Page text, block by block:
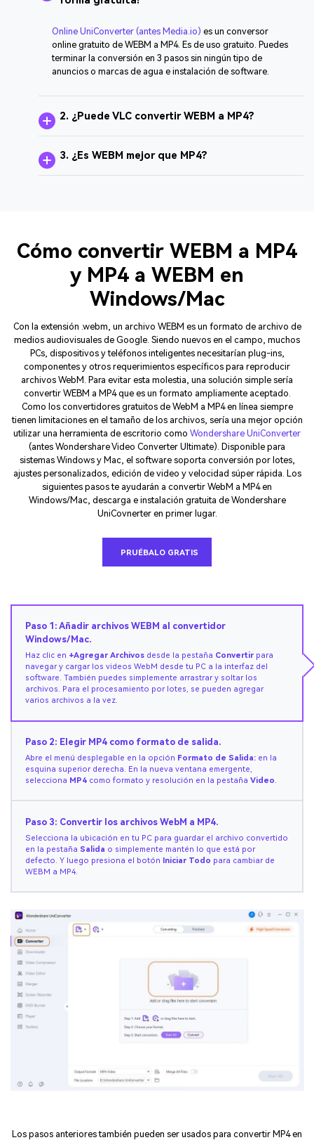
Online UniConverter (antes Media.io) es un conversor
online gratuito de WEBM a MP4. Es de uso gratuito. Puedes
terminar la conversión en 3 pasos sin ningún tipo de
anuncios o marcas de agua e instalación de software.
2. ¿Puede VLC convertir WEBM a MP4?
3. ¿Es WEBM mejor que MP4?
Cómo convertir WEBM a MP4
y MP4 a WEBM en
Windows/Mac
Con la extensión .webm, un archivo WEBM es un formato de archivo de
medios audiovisuales de Google. Siendo nuevos en el campo, muchos
PCs, dispositivos y teléfonos inteligentes necesitarían plug-ins,
componentes y otros requerimientos específicos para reproducir
archivos WebM. Para evitar esta molestia, una solución simple sería
convertir WEBM a MP4 que es un formato ampliamente aceptado.
Como los convertidores gratuitos de WebM a MP4 en línea siempre
tienen limitaciones en el tamaño de los archivos, sería una mejor opción
utilizar una herramienta de escritorio como Wondershare UniConverter
(antes Wondershare Video Converter Ultimate). Disponible para
sistemas Windows y Mac, el software soporta conversión por lotes,
ajustes personalizados, edición de video y velocidad súper rápida. Los
siguientes pasos te ayudarán a convertir WebM a MP4 en
Windows/Mac, descarga e instalación gratuita de Wondershare
UniCovnerter en primer lugar.
PRUÉBALO GRATIS
Paso 1: Añadir archivos WEBM al convertidor
Windows/Mac.
Haz clic en +Agregar Archivos desde la pestaña Convertir para
navegar y cargar los videos WebM desde tu PC a la interfaz del
software. También puedes simplemente arrastrar y soltar los
archivos. Para el procesamiento por lotes, se pueden agregar
varios archivos a la vez.
Paso 2: Elegir MP4 como formato de salida.
Abre el menú desplegable en la opción Formato de Salida: en la
esquina superior derecha. En la nueva ventana emergente,
selecciona MP4 como formato y resolución en la pestañaVideo.
Paso 3: Convertir los archivos WebM a MP4.
Selecciona la ubicación en tu PC para guardar el archivo convertido
en la pestañaSalida o simplemente mantén lo que está por
defecto. Y luego presiona el botón Iniciar Todo para cambiar de
WEBM a MP4.
Los pasos anteriores también pueden ser usados para convertir MP4 en